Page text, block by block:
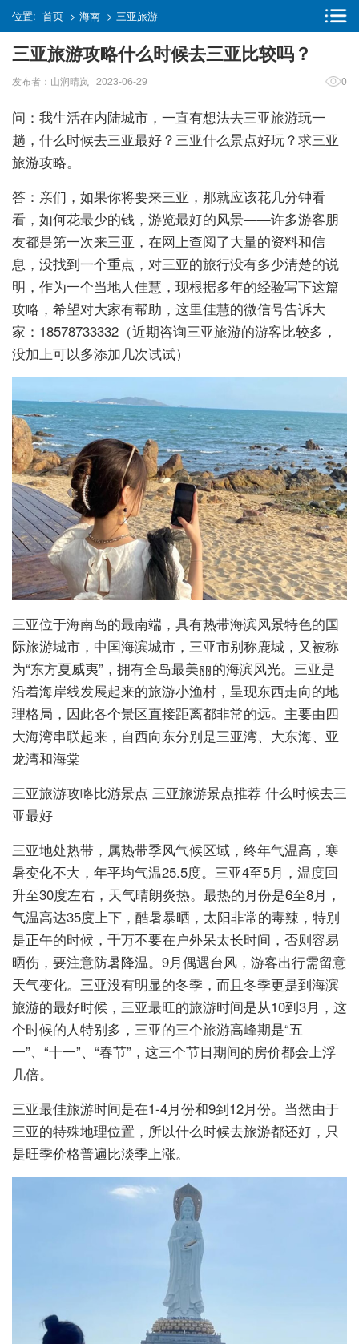
位置: 首页 > 海南 > 三亚旅游
三亚旅游攻略什么时候去三亚比较吗？
发布者：山涧晴岚 2023-06-29 0
问：我生活在内陆城市，一直有想法去三亚旅游玩一
趟，什么时候去三亚最好？三亚什么景点好玩？求三亚
旅游攻略。
答：亲们，如果你将要来三亚，那就应该花几分钟看
看，如何花最少的钱，游览最好的风景——许多游客朋
友都是第一次来三亚，在网上查阅了大量的资料和信
息，没找到一个重点，对三亚的旅行没有多少清楚的说
明，作为一个当地人佳慧，现根据多年的经验写下这篇
攻略，希望对大家有帮助，这里佳慧的微信号告诉大
家：18578733332（近期咨询三亚旅游的游客比较多，
没加上可以多添加几次试试）
三亚位于海南岛的最南端，具有热带海滨风景特色的国
际旅游城市，中国海滨城市，三亚市别称鹿城，又被称
为“东方夏威夷”，拥有全岛最美丽的海滨风光。三亚是
沿着海岸线发展起来的旅游小渔村，呈现东西走向的地
理格局，因此各个景区直接距离都非常的远。主要由四
大海湾串联起来，自西向东分别是三亚湾、大东海、亚
龙湾和海棠
三亚旅游攻略比游景点 三亚旅游景点推荐 什么时候去三
亚最好
三亚地处热带，属热带季风气候区域，终年气温高，寒
暑变化不大，年平均气温25.5度。三亚4至5月，温度回
升至30度左右，天气晴朗炎热。最热的月份是6至8月，
气温高达35度上下，酷暑暴晒，太阳非常的毒辣，特别
是正午的时候，千万不要在户外呆太长时间，否则容易
晒伤，要注意防暑降温。9月偶遇台风，游客出行需留意
天气变化。三亚没有明显的冬季，而且冬季更是到海滨
旅游的最好时候，三亚最旺的旅游时间是从10到3月，这
个时候的人特别多，三亚的三个旅游高峰期是“五
一”、“十一”、“春节”，这三个节日期间的房价都会上浮
几倍。
三亚最佳旅游时间是在1-4月份和9到12月份。当然由于
三亚的特殊地理位置，所以什么时候去旅游都还好，只
是旺季价格普遍比淡季上涨。